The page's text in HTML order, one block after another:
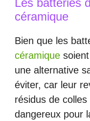
Les batteries
céramique
Bien que les
céramique
une alternative
éviter, car leur
résidus de
dangereux pour